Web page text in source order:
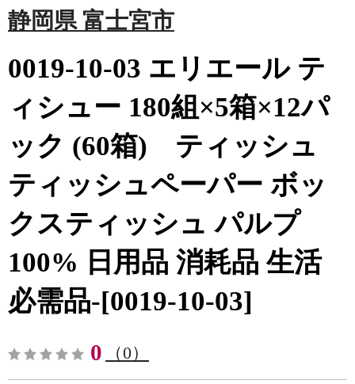
静岡県 富士宮市
0019-10-03 エリエール テ
ィシュー 180組×5箱×12パ
ック (60箱) ティッシュ
ティッシュペーパー ボッ
クスティッシュ パルプ
100% 日用品 消耗品 生活
必需品-[0019-10-03]
0 （0）